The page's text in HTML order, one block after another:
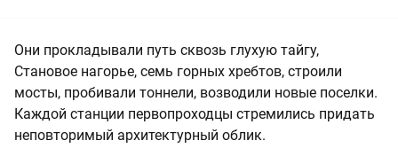
Они прокладывали путь сквозь глухую тайгу,
Становое нагорье, семь горных хребтов, строили
мосты, пробивали тоннели, возводили новые поселки.
Каждой станции первопроходцы стремились придать
неповторимый архитектурный облик.